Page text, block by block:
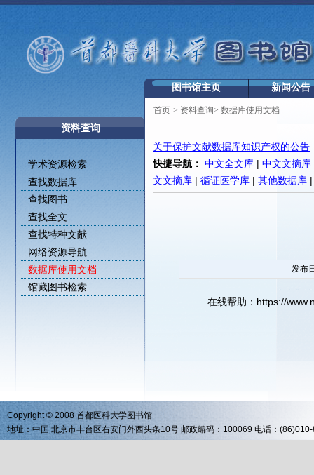
资料查询
学术资源检索
查找数据库
查找图书
查找全文
查找特种文献
网络资源导航
数据库使用文档
馆藏图书检索
图书馆主页 新闻公告
首页 > 资料查询> 数据库使用文档
关于保护文献数据库知识产权的公告
快捷导航： 中文全文库 | 中文文摘库
文文摘库 | 循证医学库 | 其他数据库
发布
在线帮助：https://
Copyright © 2008 首都医科大学图书馆
地址：中国 北京市丰台区右安门外西头条10号 邮政编码：100069 电话：